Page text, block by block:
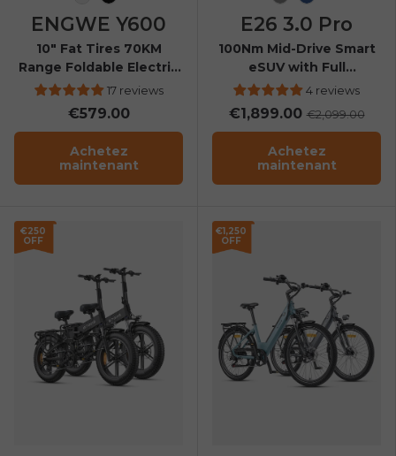
ENGWE Y600
10" Fat Tires 70KM
Range Foldable Electric
Scooter17 reviews
€579.00
Achetez
maintenant
E26 3.0 Pro
100Nm Mid-Drive Smart
eSUV with Full
Suspension
4 reviews
€1,899.00€2,099.00
Achetez
maintenant
€250
OFF
€1,250
OFF